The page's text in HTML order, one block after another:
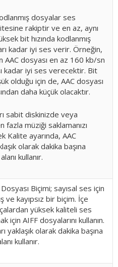
dosyalar ses
rakiptir ve en az, aynı
bit hızında kodlanmış
kadar iyi ses verir. Örneğin,
AAC dosyası en az 160 kb/sn
kadar iyi ses verecektir. Bit
olduğu için de, AAC dosyası
daha küçük olacaktır.
sabit diskinizde veya
fazla müziği saklamanızı
Kalite ayarında, AAC
olarak dakika başına
kullanır.
Biçimi; sayısal ses için
ve kayıpsız bir biçim. İçe
yüksek kaliteli ses
için AIFF dosyalarını kullanın.
yaklaşık olarak dakika başına
kullanır.